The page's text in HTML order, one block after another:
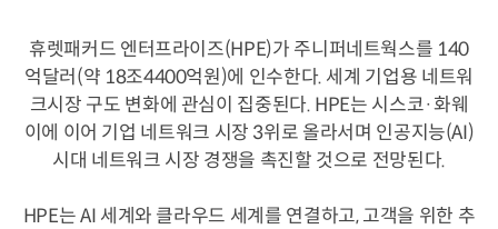
휴렛패커드 엔터프라이즈(HPE)가 주니퍼네트웍스를 140
억달러(약 18조4400억원)에 인수한다. 세계 기업용 네트워
크시장 구도 변화에 관심이 집중된다. HPE는 시스코·화웨
이에 이어 기업 네트워크 시장 3위로 올라서며 인공지능(AI)
시대 네트워크 시장 경쟁을 촉진할 것으로 전망된다.
HPE는 AI 세계와 클라우드 세계를 연결하고, 고객을 위한 추